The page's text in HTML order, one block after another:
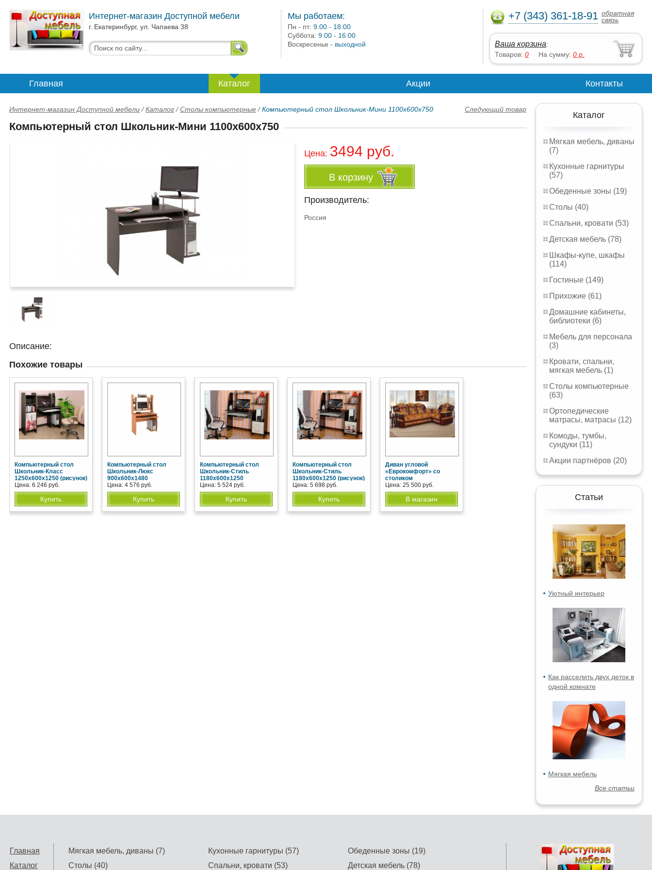
Интернет-магазин Доступной мебели
г. Екатеринбург, ул. Чапаева 38
Мы работаем:
Пн - пт:9.00 - 18.00
Суббота:9:00 - 16:00
Воскресенье - выходной
+7 (343) 361-18-91 обратная
связь
Ваша корзина:
Товаров: 0 На сумму: 0 р.
Главная Каталог Акции Контакты
Каталог
Мягкая мебель, диваны
(7)
Кухонные гарнитуры
(57)
Обеденные зоны (19)
Столы (40)
Спальни, кровати (53)
Детская мебель (78)
Шкафы-купе, шкафы
(114)
Гостиные (149)
Прихожие (61)
Домашние кабинеты,
библиотеки (6)
Мебель для персонала
(3)
Кровати, спальни,
мягкая мебель (1)
Столы компьютерные
(63)
Ортопедические
матрасы, матрасы (12)
Комоды, тумбы,
сундуки (11)
Акции партнёров (20)
Статьи
Уютный интерьер
Как расселить двух деток в
одной комнате
Мягкая мебель
Все статьи
Следующий товар
Интернет-магазин Доступной мебели /Каталог /Столы компьютерные /Компьютерный стол Школьник-Мини 1100х600х750
Компьютерный стол Школьник-Мини 1100х600х750
Цена: 3494 руб.
В корзину
Производитель:
Россия
Описание:
Похожие товары
Компьютерный стол
Школьник-Класс
1250х600х1250 (рисунок)
Цена: 6 246 руб.
Купить
Компьютерный стол
Школьник-Люкс
900х600х1480
Цена: 4 576 руб.
Купить
Компьютерный стол
Школьник-Стиль
1180х600х1250
Цена: 5 524 руб.
Купить
Компьютерный стол
Школьник-Стиль
1180х600х1250 (рисунок)
Цена: 5 698 руб.
Купить
Диван угловой
«Еврокомфорт» со
столиком
Цена: 25 500 руб.
В магазин
Главная
Каталог
Мягкая мебель, диваны (7) Кухонные гарнитуры (57)
Обеденные зоны (19)
Столы (40)
Спальни, кровати (53) Детская мебель (78)